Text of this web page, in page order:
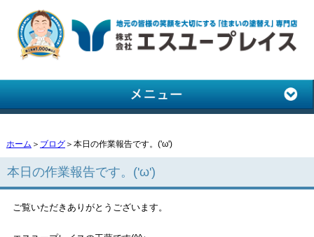
ホーム ＞ ブログ＞本日の作業報告です。('ω')
本日の作業報告です。('ω')
ご覧いただきありがとうございます。